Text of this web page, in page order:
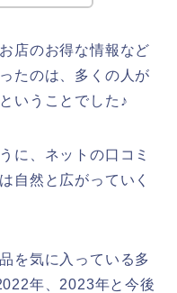
店のお得な情報など
たのは、多くの人が
いうことでした♪
に、ネットの口コミ
自然と広がっていく
を気に入っている多
年、2023年と今後